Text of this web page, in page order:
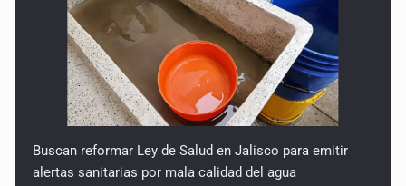
Buscan reformar Ley de Salud en Jalisco para emitir
alertas sanitarias por mala calidad del agua